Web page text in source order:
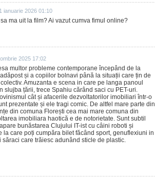
ianuarie 2026 01:10
ma uit la film? Ai vazut cumva fimul online?
2025 17:02
multor probleme contemporane începând de la
și a copiilor bolnavi până la situații care țin de
Amuzanta e scena in care pe langa panoul
slujba țării, trece Spahiu cărând saci cu PET-uri.
cât și afacerile dezvoltatorilor imobiliari într-o
prezentate și ele tragi comic. De altfel mare parte din
din comuna Florești cea mai mare comuna din
imobiliara haotică e de notorietate. Sunt subtil
bunăstarea Clujului IT-ist cu câini roboti și
la care poți cumpăra bilet făcând sport, genuflexiuni in
care trăiesc adunând sticle de plastic.